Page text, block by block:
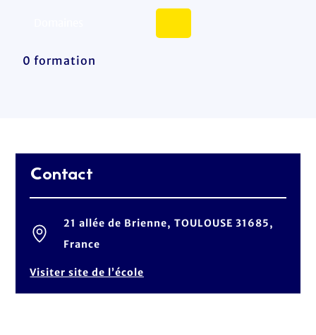
0 formation
Contact
21 allée de Brienne, TOULOUSE 31685,
France
Visiter site de l’école